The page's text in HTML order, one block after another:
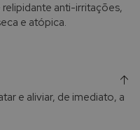
relipidante anti-irritações,
e atópica.
e aliviar, de imediato, a